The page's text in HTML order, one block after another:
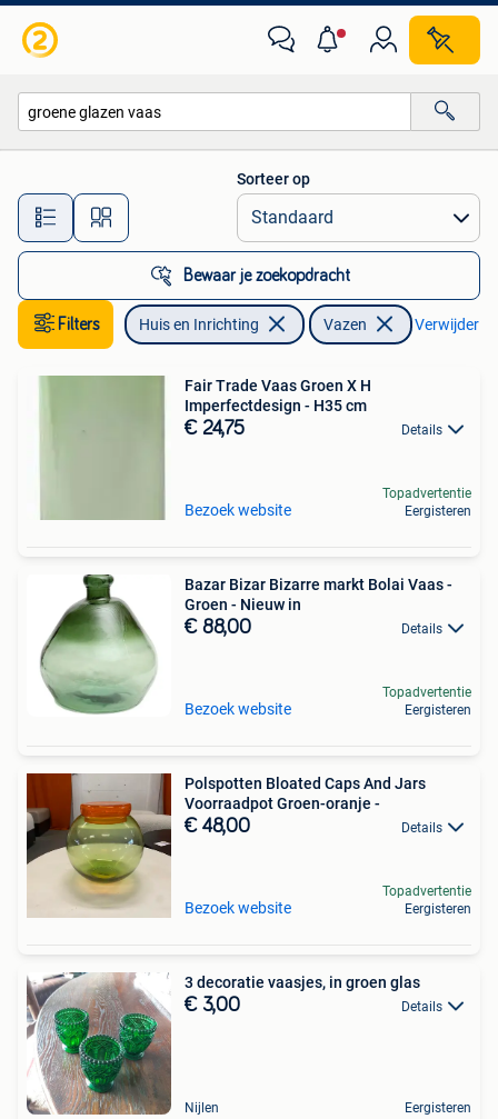
Alle afstanden…
Sorteer op
Bewaar je zoekopdracht
Filters Huis en Inrichting Vazen Verwijder
Fair Trade Vaas Groen X H
Imperfectdesign - H35 cm
€ 24,75 Details
Bezoek website
Topadvertentie
Eergisteren
Bazar Bizar Bizarre markt Bolai Vaas -
Groen - Nieuw in
€ 88,00 Details
Bezoek website
Topadvertentie
Eergisteren
Polspotten Bloated Caps And Jars
Voorraadpot Groen-oranje -
€ 48,00 Details
Bezoek website
Topadvertentie
Eergisteren
3 decoratie vaasjes, in groen glas
€ 3,00 Details
Nijlen Eergisteren